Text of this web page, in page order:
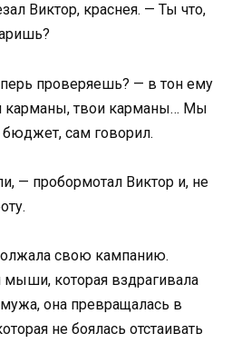
Виктор, краснея. — Ты что,
проверяешь? — в тон ему
карманы, твои карманы… Мы
сам говорил.
— пробормотал Виктор и, не
свою кампанию.
мыши, которая вздрагивала
она превращалась в
не боялась отстаивать